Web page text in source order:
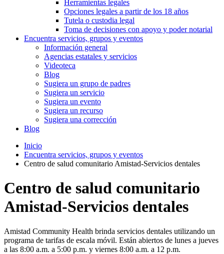
Herramientas legales
Opciones legales a partir de los 18 años
Tutela o custodia legal
Toma de decisiones con apoyo y poder notarial
Encuentra servicios, grupos y eventos
Información general
Agencias estatales y servicios
Videoteca
Blog
Sugiera un grupo de padres
Sugiera un servicio
Sugiera un evento
Sugiera un recurso
Sugiera una corrección
Blog
Inicio
Encuentra servicios, grupos y eventos
Centro de salud comunitario Amistad-Servicios dentales
Centro de salud comunitario
Amistad-Servicios dentales
Amistad Community Health brinda servicios dentales utilizando un
programa de tarifas de escala móvil. Están abiertos de lunes a jueves
a las 8:00 a.m. a 5:00 p.m. y viernes 8:00 a.m. a 12 p.m.